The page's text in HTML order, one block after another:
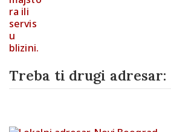
Treba ti drugi adresar: